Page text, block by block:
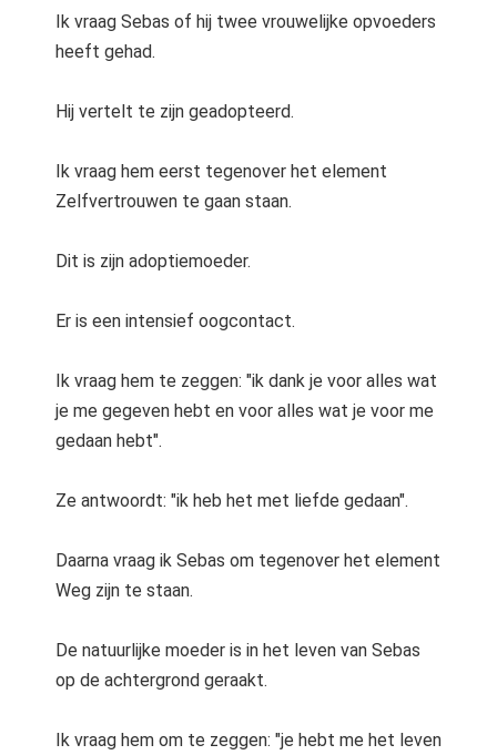
Ik vraag Sebas of hij twee vrouwelijke opvoeders
heeft gehad.
Hij vertelt te zijn geadopteerd.
Ik vraag hem eerst tegenover het element
Zelfvertrouwen te gaan staan.
Dit is zijn adoptiemoeder.
Er is een intensief oogcontact.
Ik vraag hem te zeggen: "ik dank je voor alles wat
je me gegeven hebt en voor alles wat je voor me
gedaan hebt".
Ze antwoordt: "ik heb het met liefde gedaan".
Daarna vraag ik Sebas om tegenover het element
Weg zijn te staan.
De natuurlijke moeder is in het leven van Sebas
op de achtergrond geraakt.
Ik vraag hem om te zeggen: "je hebt me het leven